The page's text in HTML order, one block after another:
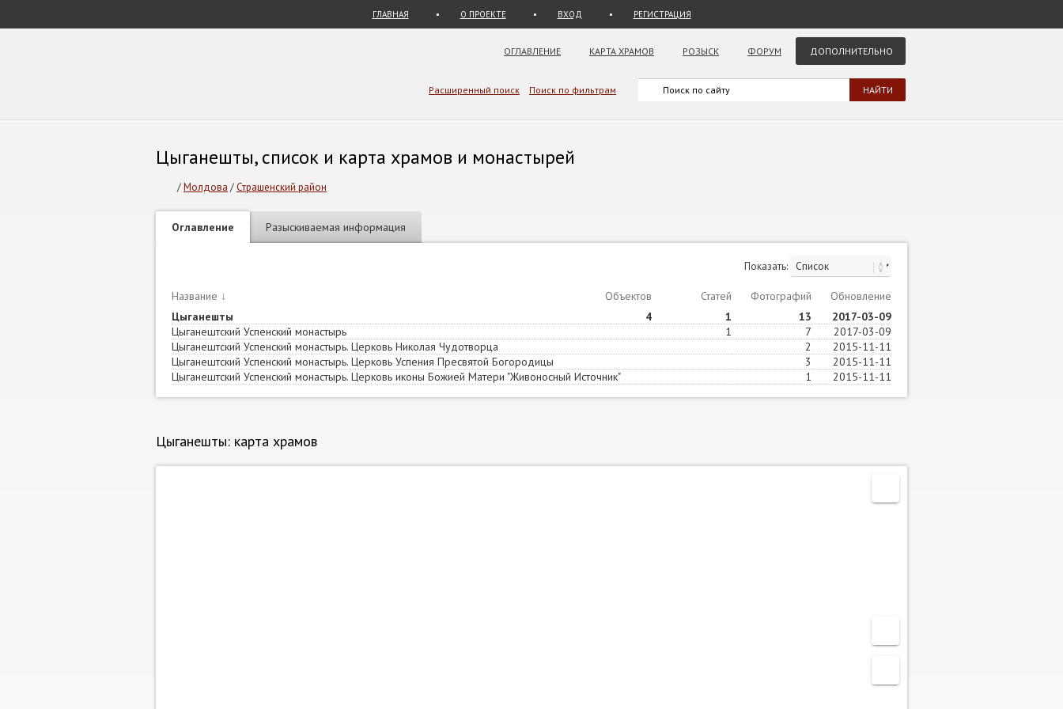
ГЛАВНАЯ О ПРОЕКТЕ ВХОД РЕГИСТРАЦИЯ
ОГЛАВЛЕНИЕ КАРТА ХРАМОВ РОЗЫСК ФОРУМ ДОПОЛНИТЕЛЬНО
Расширенный поиск Поиск по фильтрам
Цыганешты, список и карта храмов и монастырей
/Молдова / Страшенский район
Оглавление Разыскиваемая информация
Показать:
Название ↓ Объектов Статей Фотографий
Обновление
Цыганешты
4 1 13
2017-03-09
Цыганештский Успенский монастырь
1 7
2017-03-09
Цыганештский Успенский монастырь. Церковь Николая Чудотворца
2
2015-11-11
Цыганештский Успенский монастырь. Церковь Успения Пресвятой Богородицы
3
2015-11-11
Цыганештский Успенский монастырь. Церковь иконы Божией Матери "Живоносный Источник"
1 2015-11-11
Цыганешты: карта храмов